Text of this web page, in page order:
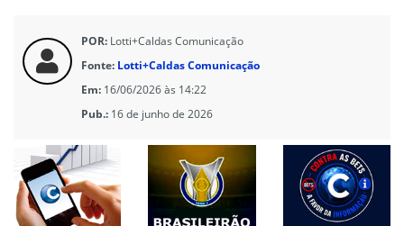
POR: Lotti+Caldas Comunicação
Fonte: Lotti+Caldas Comunicação
Em: 16/06/2026 às 14:22
Pub.: 16 de junho de 2026